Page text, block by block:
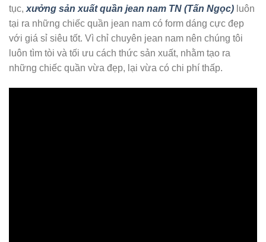
tục, xưởng sản xuất quần jean nam TN (Tấn Ngọc) luôn
tại ra những chiếc quần jean nam có form dáng cực đẹp
với giá sỉ siêu tốt. Vì chỉ chuyên jean nam nên chúng tôi
luôn tìm tòi và tối ưu cách thức sản xuất, nhằm tạo ra
những chiếc quần vừa đẹp, lại vừa có chi phí thấp.